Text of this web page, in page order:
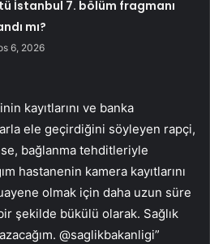
İstanbul 7. bölüm fragmanı
mı?
6, 2026
kayıtlarını ve banka
ele geçirdiğini söyleyen rapçi,
bağlanma tehditleriyle
hastanenin kamera kayıtlarını
olmak için daha uzun süre
şekilde bükülü olarak. Sağlık
@saglikbakanligi”